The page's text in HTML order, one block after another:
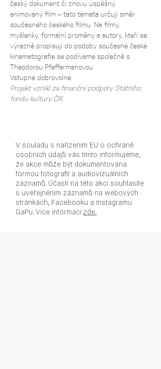
český dokument či znovu úspěšný
animovaný film – tato témata určují směr
současného českého filmu. Na filmy,
myšlenky, formální proměny a autory, kteří se
výrazně propisují do podoby současné české
kinematografie se podíváme společně s
Theodorou Pfeffermanovou.
Vstupné dobrovolné.
Projekt vznikl za finanční podpory Státního
fondu kultury ČR.
V souladu s nařízením EU o ochraně
osobních údajů vás tímto informujeme,
že akce může být dokumentována
formou fotografií a audiovizuálních
záznamů. Účastí na této akci souhlasíte
s uveřejněním záznamů na webových
stránkách, Facebooku a Instagramu
GaPu. Více informací zde.